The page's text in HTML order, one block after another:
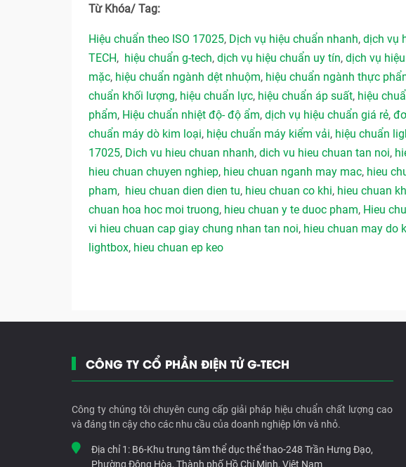
Từ Khóa/ Tag:
Hiệu chuẩn theo ISO 17025, Dịch vụ hiệu chuẩn nhanh, dịch vụ
TECH, hiệu chuẩn g-tech, dịch vụ hiệu chuẩn uy tín, dịch vụ
mặc, hiệu chuẩn ngành dệt nhuộm, hiệu chuẩn ngành thực
chuẩn khối lượng, hiệu chuẩn lực, hiệu chuẩn áp suất, hiệu
phẩm, Hiệu chuẩn nhiệt độ- độ ẩm, dịch vụ hiệu chuẩn giá rẻ,
chuẩn máy dò kim loại, hiệu chuẩn máy kiểm vải, hiệu chuẩn
17025, Dich vu hieu chuan nhanh, dich vu hieu chuan tan noi,
hieu chuan chuyen nghiep, hieu chuan nganh may mac, hieu
pham, hieu chuan dien dien tu, hieu chuan co khi, hieu chuan
chuan hoa hoc moi truong, hieu chuan y te duoc pham, Hieu
vi hieu chuan cap giay chung nhan tan noi, hieu chuan may do
lightbox, hieu chuan ep keo
CÔNG TY CỔ PHẦN ĐIỆN TỬ G-TECH
Công ty chúng tôi chuyên cung cấp giải pháp hiệu chuẩn chất lượng cao
và đáng tin cậy cho các nhu cầu của doanh nghiệp lớn và nhỏ.
Địa chỉ 1: B6-Khu trung tâm thể dục thể thao-248 Trần Hưng Đạo,
Phường Đông Hòa, Thành phố Hồ Chí Minh, Việt Nam